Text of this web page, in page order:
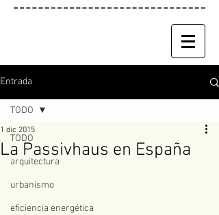
Entrada
TODO
arquitectura
urbanismo
eficiencia energética
TODO
La Passivhaus en España
1 dic 2015